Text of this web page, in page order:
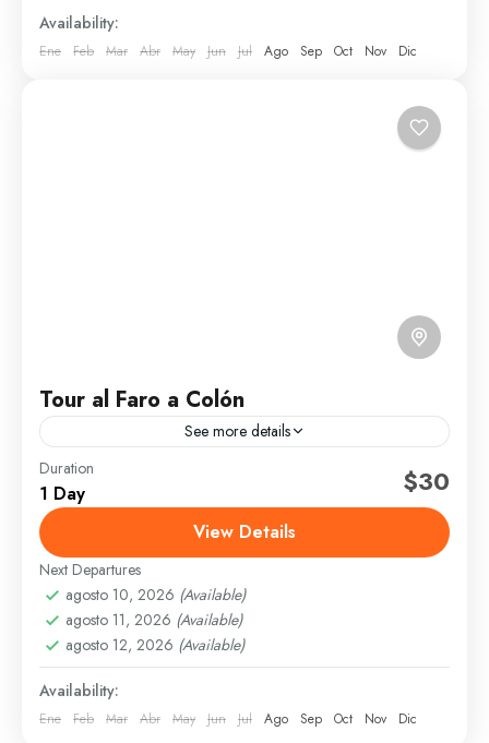
Availability:
Ene Feb Mar Abr May Jun Jul Ago Sep Oct Nov Dic
Tour al Faro a Colón
See more details
Diario
Salida desde la Ciudad Colonial Llegada y visita
guiada al Faro a Colón Tiempo para fotografías
Regreso al punto de encuentro
Santo Domingo
Fácil
6 People
Duration
1 Day $30
View Details
Next Departures
agosto 10, 2026 (Available)
agosto 11, 2026 (Available)
agosto 12, 2026 (Available)
Availability:
Ene Feb Mar Abr May Jun Jul Ago Sep Oct Nov Dic